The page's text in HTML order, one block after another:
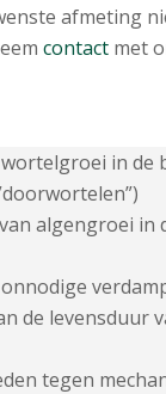
afmeting
contact met
in de
algengroei in
de levensduur
tegen